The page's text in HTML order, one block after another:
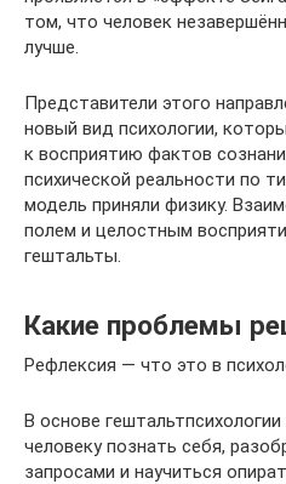
том, что человек
лучше.
Представители этого
новый вид психологии,
к восприятию фактов
психической реальности по
модель приняли физику.
полем и целостным
гештальты.
Какие проблемы
Рефлексия — что это в
В основе
человеку познать себя,
запросами и научиться